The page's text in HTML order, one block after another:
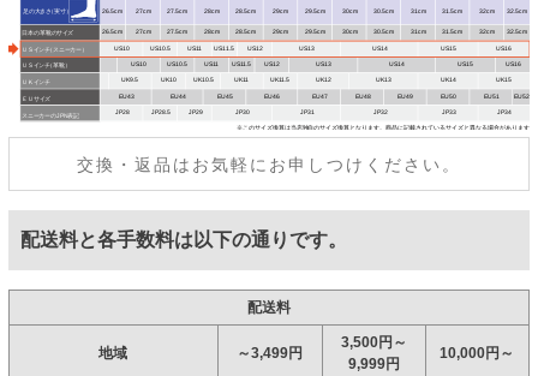
交換・返品はお気軽にお申しつけください。
配送料と各手数料は以下の通りです。
配送料
地域 ～3,499円
3,500円～
9,999円
10,000円～